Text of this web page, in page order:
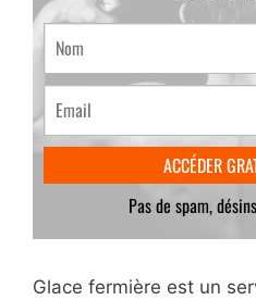
Glace fermière est un